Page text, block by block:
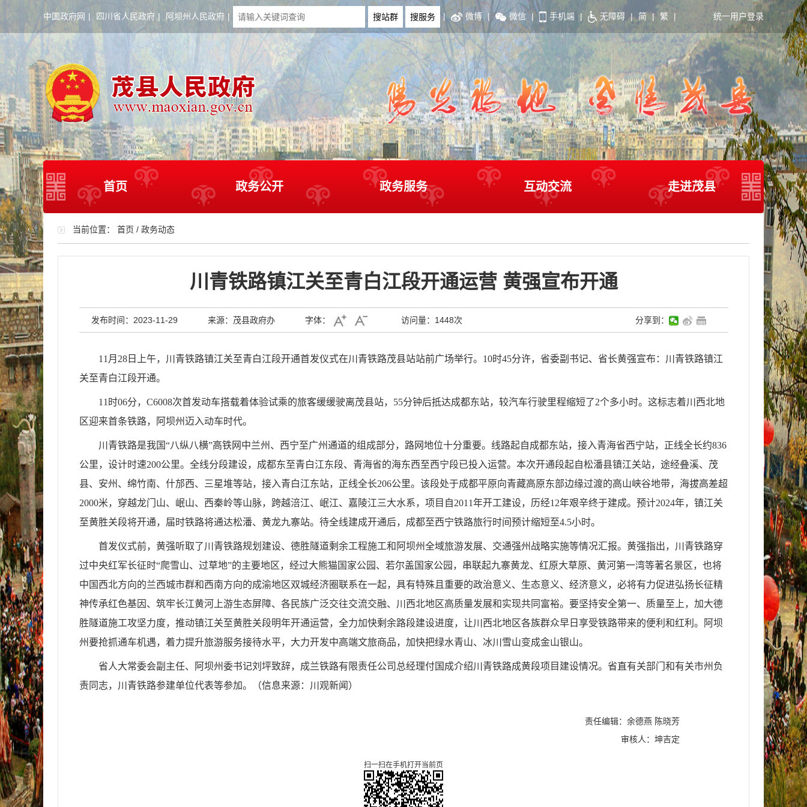
中国政府网 | 四川省人民政府 | 阿坝州人民政府 | | 微博 | 微信 | 手机端 | 无障碍 | 简 | 繁 | 统一用户登录
首页 政务公开 政务服务 互动交流 走进茂县
当前位置： 首页 / 政务动态
川青铁路镇江关至青白江段开通运营 黄强宣布开通
发布时间：2023-11-29 来源：茂县政府办 字体： 访问量： 1448次 分享到：
11 月 28日上午，川青铁路镇江关至青白江段开通首发仪式在川青铁路茂县站站前广场举行。 10时45分许，省委副书记、省长黄强宣布：川青铁路镇江
关至青白江段开通。
11 时06分， C6008次首发动车搭载着体验试乘的旅客缓缓驶离茂县站， 55分钟后抵达成都东站，较汽车行驶里程缩短了2个多小时。这标志着川西北地
区迎来首条铁路，阿坝州迈入动车时代。
川青铁路是我国“八纵八横”高铁网中兰州、西宁至广州通道的组成部分，路网地位十分重要。线路起自成都东站，接入青海省西宁站，正线全长约836
公里，设计时速200公里。全线分段建设，成都东至青白江东段、青海省的海东西至西宁段已投入运营。本次开通段起自松潘县镇江关站，途经叠溪、茂
县、安州、绵竹南、什邡西、三星堆等站，接入青白江东站，正线全长206公里。该段处于成都平原向青藏高原东部边缘过渡的高山峡谷地带，海拔高差超
2000米，穿越龙门山、岷山、西秦岭等山脉，跨越涪江、岷江、嘉陵江三大水系，项目自2011年开工建设，历经12年艰辛终于建成。预计2024年，镇江关
至黄胜关段将开通，届时铁路将通达松潘、黄龙九寨站。待全线建成开通后，成都至西宁铁路旅行时间预计缩短至4.5小时。
首发仪式前，黄强听取了川青铁路规划建设、德胜隧道剩余工程施工和阿坝州全域旅游发展、交通强州战略实施等情况汇报。黄强指出，川青铁路穿
过中央红军长征时“爬雪山、过草地”的主要地区，经过大熊猫国家公园、若尔盖国家公园，串联起九寨黄龙、红原大草原、黄河第一湾等著名景区，也将
中国西北方向的兰西城市群和西南方向的成渝地区双城经济圈联系在一起，具有特殊且重要的政治意义、生态意义、经济意义，必将有力促进弘扬长征精
神传承红色基因、筑牢长江黄河上游生态屏障、各民族广泛交往交流交融、川西北地区高质量发展和实现共同富裕。要坚持安全第一、质量至上，加大德
胜隧道施工攻坚力度，推动镇江关至黄胜关段明年开通运营，全力加快剩余路段建设进度，让川西北地区各族群众早日享受铁路带来的便利和红利。阿坝
州要抢抓通车机遇，着力提升旅游服务接待水平，大力开发中高端文旅商品，加快把绿水青山、冰川雪山变成金山银山。
省人大常委会副主任、阿坝州委书记刘坪致辞，成兰铁路有限责任公司总经理付国成介绍川青铁路成黄段项目建设情况。省直有关部门和有关市州负
责同志，川青铁路参建单位代表等参加。（信息来源：川观新闻）
责任编辑：余德燕 陈晓芳
审核人：坤吉定
扫一扫在手机打开当前页